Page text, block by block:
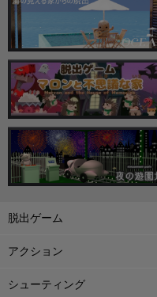
脱出ゲーム
アクション
シューティング